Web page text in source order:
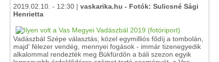
2019.02.10. - 12:30 | vaskarika.hu - Fotók: Sulicsné Sági
Henrietta
Vadászbál Szépe választás, közel egymilliós fődíj a tombolán,
majd' félezer vendég, mennyei fogások - immár tizenegyedik
alkalommal rendezték meg Bükfürdőn a báli szezon egyik